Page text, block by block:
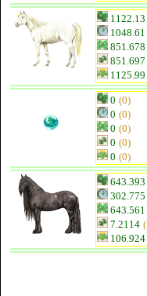
1122.13
1048.61
851.678
851.697
1125.99
0 (0)
0 (0)
0 (0)
0 (0)
0 (0)
643.393
302.775
643.561
7.2114
106.924